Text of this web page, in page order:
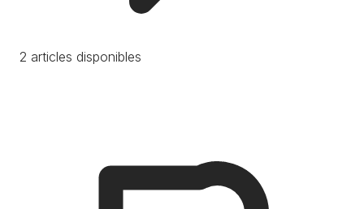
2 articles disponibles